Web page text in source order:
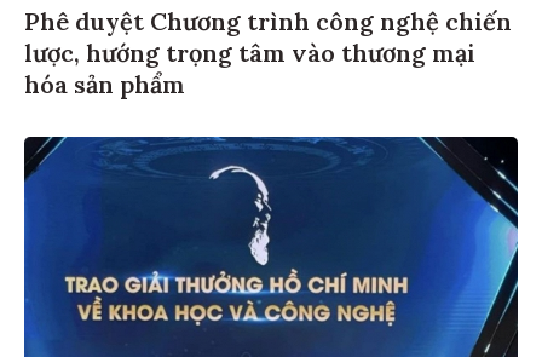
Phê duyệt Chương trình công nghệ chiến
lược, hướng trọng tâm vào thương mại
hóa sản phẩm